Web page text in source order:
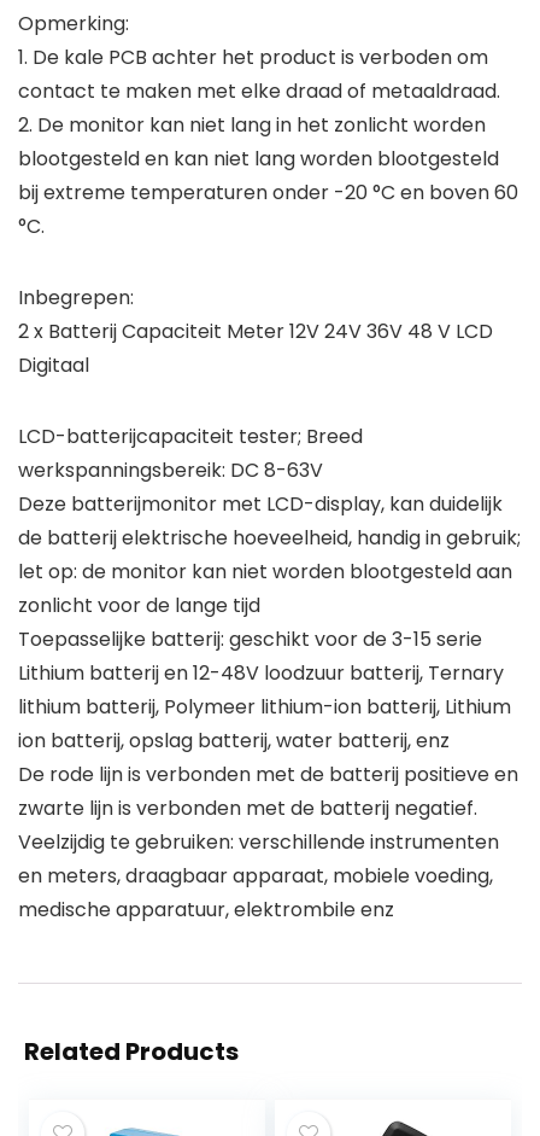
Opmerking:
1. De kale PCB achter het product is verboden om
contact te maken met elke draad of metaaldraad.
2. De monitor kan niet lang in het zonlicht worden
blootgesteld en kan niet lang worden blootgesteld
bij extreme temperaturen onder -20 °C en boven 60
°C.
Inbegrepen:
2 x Batterij Capaciteit Meter 12V 24V 36V 48 V LCD
Digitaal
LCD-batterijcapaciteit tester; Breed
werkspanningsbereik: DC 8-63V
Deze batterijmonitor met LCD-display, kan duidelijk
de batterij elektrische hoeveelheid, handig in gebruik;
let op: de monitor kan niet worden blootgesteld aan
zonlicht voor de lange tijd
Toepasselijke batterij: geschikt voor de 3-15 serie
Lithium batterij en 12-48V loodzuur batterij, Ternary
lithium batterij, Polymeer lithium-ion batterij, Lithium
ion batterij, opslag batterij, water batterij, enz
De rode lijn is verbonden met de batterij positieve en
zwarte lijn is verbonden met de batterij negatief.
Veelzijdig te gebruiken: verschillende instrumenten
en meters, draagbaar apparaat, mobiele voeding,
medische apparatuur, elektrombile enz
Related Products